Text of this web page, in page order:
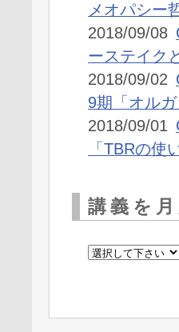
メオパシ
2018/09/08
ーステイク
2018/09/02
9期「オル
2018/09/01
「TBRの使
講義を